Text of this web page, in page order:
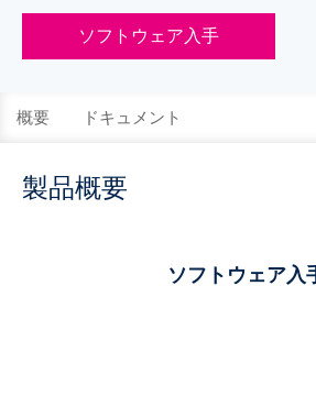
ソフトウェア入手
概要 ドキュメント
製品概要
ソフトウェア入